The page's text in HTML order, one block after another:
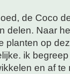
de Coco
delen. Naar
planten op
ik
en af te